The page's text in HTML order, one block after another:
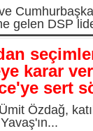
gelen DSP
karar
sert
Özdağ,